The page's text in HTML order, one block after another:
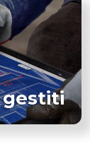
gestiti